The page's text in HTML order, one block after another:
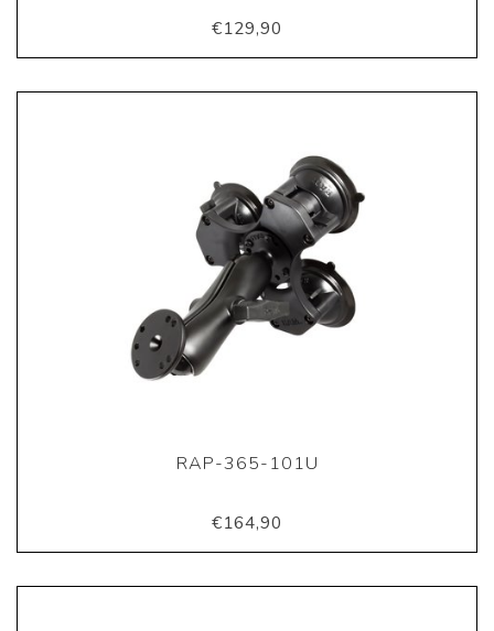
€129,90
RAP-365-101U
€164,90